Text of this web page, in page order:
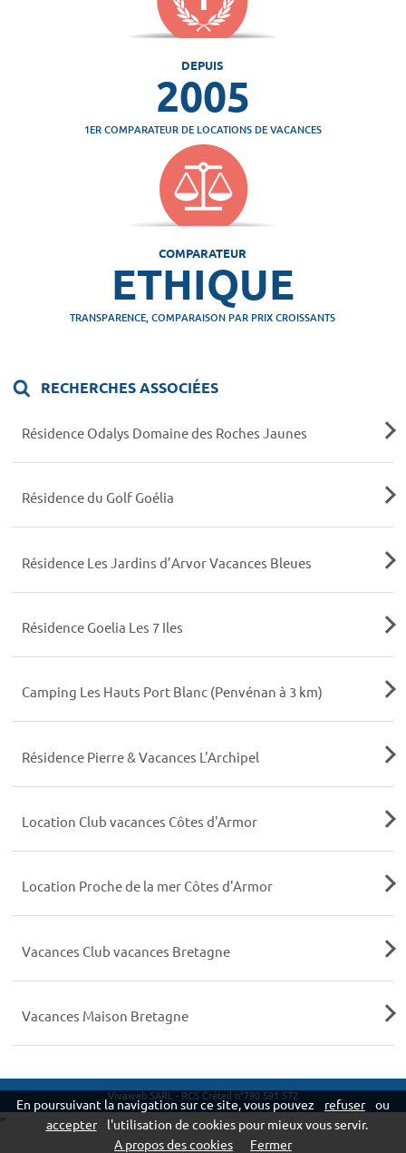
DEPUIS
2005
1ER COMPARATEUR DE LOCATIONS DE VACANCES
COMPARATEUR
ETHIQUE
TRANSPARENCE, COMPARAISON PAR PRIX CROISSANTS
RECHERCHES ASSOCIÉES
Résidence Odalys Domaine des Roches Jaunes
Résidence du Golf Goélia
Résidence Les Jardins d’Arvor Vacances Bleues
Résidence Goelia Les 7 Iles
Camping Les Hauts Port Blanc (Penvénan à 3 km)
Résidence Pierre & Vacances L'Archipel
Location Club vacances Côtes d'Armor
Location Proche de la mer Côtes d'Armor
Vacances Club vacances Bretagne
Vacances Maison Bretagne
Vivaweb SARL - RCS Créteil n°790 591 572
En poursuivant la navigation sur ce site, vous pouvez refuser
ou
accepter
l'utilisation de cookies pour mieux vous servir.
A propos des cookies
Fermer
"